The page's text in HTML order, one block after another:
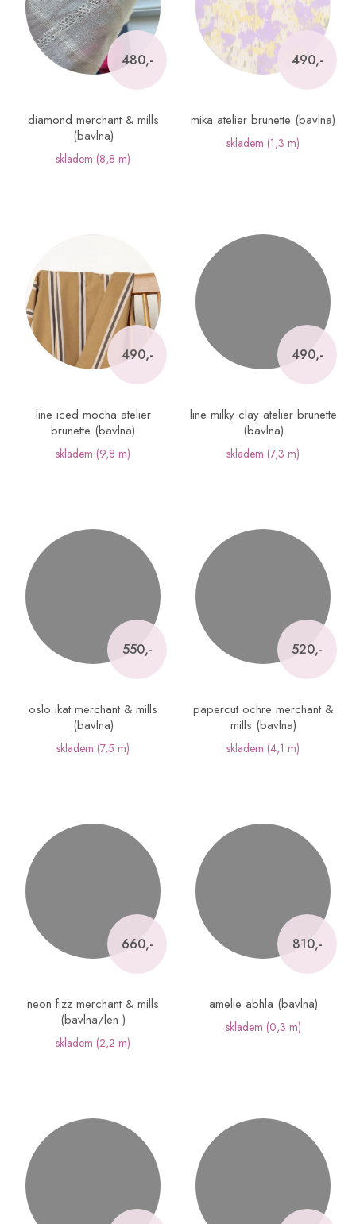
480,-
diamond merchant & mills
(bavlna)
skladem (8,8 m)
490,-
mika atelier brunette (bavlna)
skladem (1,3 m)
490,-
line iced mocha atelier
brunette (bavlna)
skladem (9,8 m)
490,-
line milky clay atelier brunette
(bavlna)
skladem (7,3 m)
550,-
oslo ikat merchant & mills
(bavlna)
skladem (7,5 m)
520,-
papercut ochre merchant &
mills (bavlna)
skladem (4,1 m)
660,-
neon fizz merchant & mills
(bavlna/len )
skladem (2,2 m)
810,-
amelie abhla (bavlna)
skladem (0,3 m)